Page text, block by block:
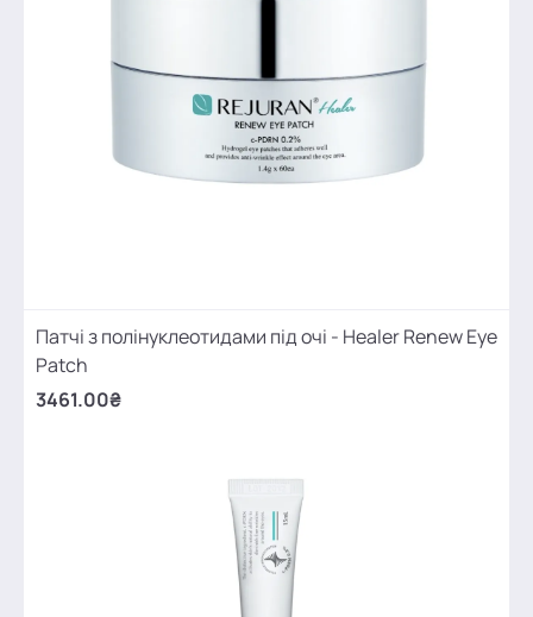
Патчі з полінуклеотидами під очі - Healer Renew Eye
Patch
3461.00₴